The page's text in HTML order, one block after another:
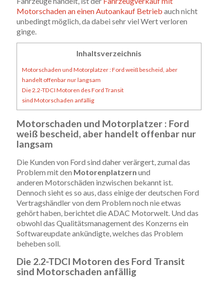
Motorschaden an einen Autoankauf Betrieb auch nicht
unbedingt möglich, da dabei sehr viel Wert verloren
ginge.
Inhaltsverzeichnis
Motorschaden und Motorplatzer : Ford weiß bescheid, aber
handelt offenbar nur langsam
Die 2.2-TDCI Motoren des Ford Transit
sind Motorschaden anfällig
Motorschaden und Motorplatzer : Ford
weiß bescheid, aber handelt offenbar nur
langsam
Die Kunden von Ford sind daher verärgert, zumal das
Problem mit den Motorenplatzern und
anderen Motorschäden inzwischen bekannt ist.
Dennoch sieht es so aus, dass einige der deutschen Ford
Vertragshändler von dem Problem noch nie etwas
gehört haben, berichtet die ADAC Motorwelt. Und das
obwohl das Qualitätsmanagement des Konzerns ein
Softwareupdate ankündigte, welches das Problem
beheben soll.
Die 2.2-TDCI Motoren des Ford Transit
sind Motorschaden anfällig